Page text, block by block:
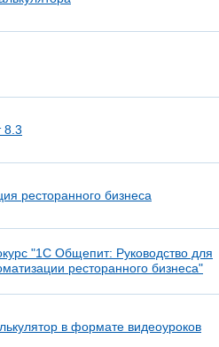
8.3
ресторанного бизнеса
"1С Общепит: Руководство для
ресторанного бизнеса"
в формате видеоуроков